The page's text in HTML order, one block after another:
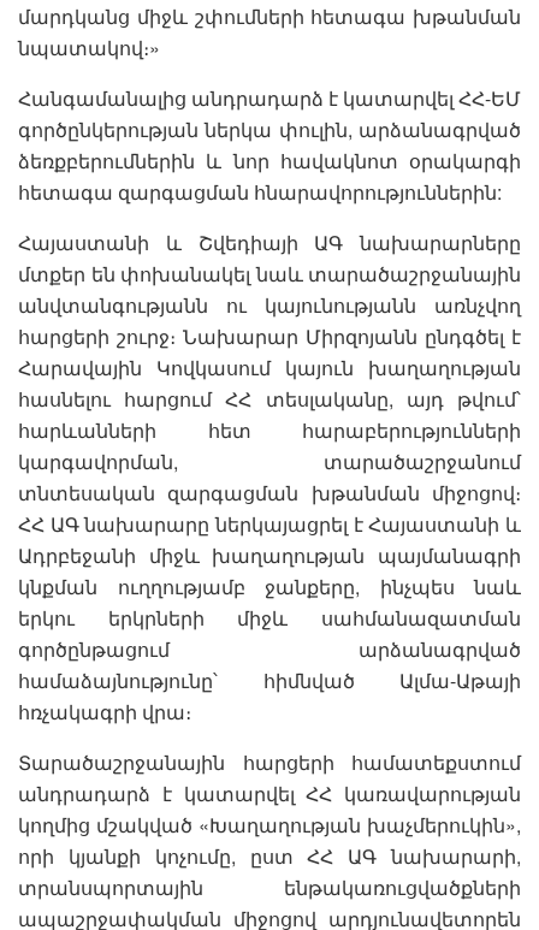
մարդկանց միջև շփումների հետագա խթանման
նպատակով։»
Հանգամանալից անդրադարձ է կատարվել ՀՀ-ԵՄ
գործընկերության ներկա փուլին, արձանագրված
ձեռքբերումներին և նոր հավակնոտ օրակարգի
հետագա զարգացման հնարավորություններին:
Հայաստանի և Շվեդիայի ԱԳ նախարարները
մտքեր են փոխանակել նաև տարածաշրջանային
անվտանգությանն ու կայունությանն առնչվող
հարցերի շուրջ։ Նախարար Միրզոյանն ընդգծել է
Հարավային Կովկասում կայուն խաղաղության
հասնելու հարցում ՀՀ տեսլականը, այդ թվում՝
հարևանների հետ հարաբերությունների
կարգավորման, տարածաշրջանում
տնտեսական զարգացման խթանման միջոցով։
ՀՀ ԱԳ նախարարը ներկայացրել է Հայաստանի և
Ադրբեջանի միջև խաղաղության պայմանագրի
կնքման ուղղությամբ ջանքերը, ինչպես նաև
երկու երկրների միջև սահմանազատման
գործընթացում արձանագրված
համաձայնությունը՝ հիմնված Ալմա-Աթայի
հռչակագրի վրա։
Տարածաշրջանային հարցերի համատեքստում
անդրադարձ է կատարվել ՀՀ կառավարության
կողմից մշակված «Խաղաղության խաչմերուկին»,
որի կյանքի կոչումը, ըստ ՀՀ ԱԳ նախարարի,
տրանսպորտային ենթակառուցվածքների
ապաշրջափակման միջոցով արդյունավետորեն